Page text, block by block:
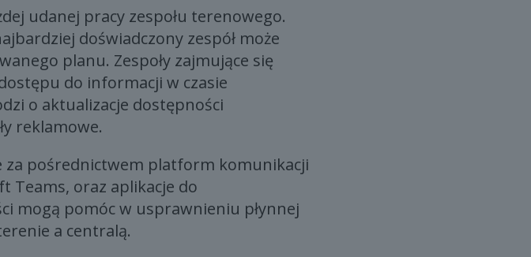
udanej pracy zespołu terenowego.
doświadczony zespół może
planu. Zespoły zajmujące się
do informacji w czasie
o aktualizacje dostępności
reklamowe.
za pośrednictwem platform komunikacji
Teams, oraz aplikacje do
mogą pomóc w usprawnieniu płynnej
a centralą.